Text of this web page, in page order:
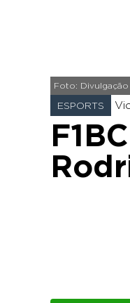
Foto: Divulgação
ESPORTS